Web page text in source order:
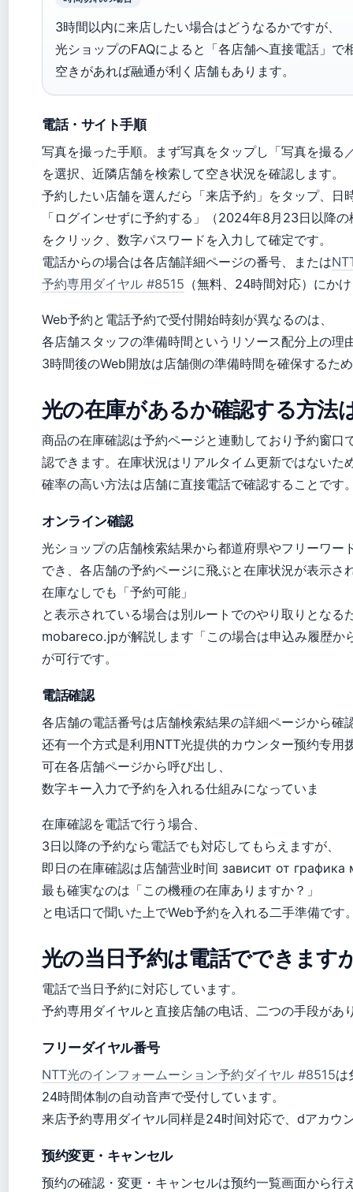
3時間以内に来店したい場合はどうなるかですが、
光ショップのFAQによると「各店舗へ直接電話」で
空きがあれば融通が利く店舗もあります。
電話・サイト手順
写真を撮った手順。まず写真をタップし「写真を撮る
を選択、近隣店舗を検索して空き状況を確認します。
予約したい店舗を選んだら「来店予約」をタップ、日
「ログインせずに予約する」（2024年8月23日以降の
をクリック、数字パスワードを入力して確定です。
電話からの場合は各店舗詳細ページの番号、または
予約専用ダイヤル #8515 （無料、24時間対応）にか
Web予約と電話予約で受付開始時刻が異なるのは、
各店舗スタッフの準備時間というリソース配分上の理
3時間後のWeb開放は店舗側の準備時間を確保するた
光の在庫があるか確認する方法
商品の在庫確認は予約ページと連動しており予約窗口
認できます。在庫状況はリアルタイム更新ではないた
確率の高い方法は店舗に直接電話で確認することです
オンライン確認
光ショップの店舗検索結果から都道府県やフリーワー
でき、各店舗の予約ページに飛ぶと在庫状況が表示さ
在庫なしでも「予約可能」
と表示されている場合は別ルートでのやり取りとなる
mobareco.jpが解説します「この場合は申込み履歴か
が可行です。
電話確認
各店舗の電話番号は店舗検索結果の詳細ページから確
还有一个方式是利用NTT光提供的カウンター预约专用
可在各店舗ページから呼び出し、
数字キー入力で予約を入れる仕組みになっていま
在庫確認を電話で行う場合、
3日以降の予約なら電話でも対応してもらえますが、
即日の在庫確認は店舗营业时间 зависит от графика
最も確実なのは「この機種の在庫ありますか？」
と电话口で聞いた上でWeb予約を入れる二手準備です
光の当日予約は電話でできます
電話で当日予約に対応しています。
予約専用ダイヤルと直接店舗の电话、二つの手段があ
フリーダイヤル番号
NTT光のインフォームーション予約ダイヤル #8515は
24時間体制の自动音声で受付しています。
来店予約専用ダイヤル同样是24时间対応で、dアカウ
预约変更・キャンセル
预约の確認・変更・キャンセルは预约一覧画面から行